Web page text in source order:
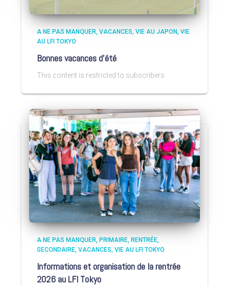
A NE PAS MANQUER VACANCES VIE AU JAPON VIE
AU LFI TOKYO
Bonnes vacances d’été
This content is restricted to subscribers
A NE PAS MANQUER PRIMAIRE RENTRÉE
SECONDAIRE VACANCES VIE AU LFI TOKYO
Informations et organisation de la rentrée
2026 au LFI Tokyo